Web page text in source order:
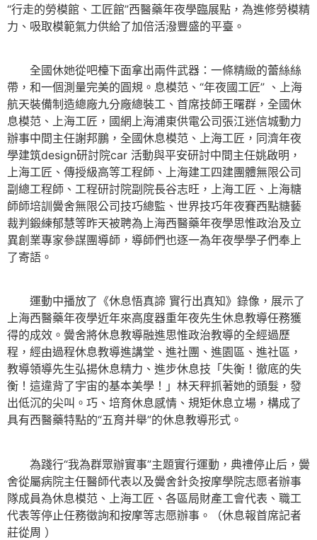
“行走的勞模館、工匠館”西醫藥年夜學臨展點，為進修勞模精
力、吸取模範氣力供給了加倍活潑豐盛的平臺。
全國休她從吧檯下面拿出兩件武器：一條精緻的蕾絲絲
帶，和一個測量完美的圓規。息模范、“年夜國工匠” 、上海
航天裝備制造總廠九分廠總裝工、首席技師王曙群，全國休
息模范、上海工匠，國網上海浦東供電公司張江迷信城動力
辦事中間主任謝邦鵬，全國休息模范、上海工匠，同濟年夜
學建筑design研討院car 活動與平安研討中間主任姚啟明，
上海工匠、傳授級高等工程師、上海建工四建團體無限公司
副總工程師、工程研討院副院長谷志旺，上海工匠、上海糖
師師培訓黌舍無限公司技巧總監、世界技巧年夜賽西點糖藝
裁判鍛練郁慧等昨天被聘為上海西醫藥年夜學思惟政治及立
異創業專家參謀團導師，導師們也逐一為年夜學學子們奉上
了寄語。
運動中播放了《休息悟真諦 實行出真知》錄像，展示了
上海西醫藥年夜學近年來高度器重年夜先生休息教導任務獲
得的成效。黌舍將休息教導融進思惟政治教導的全經過歷
程，經由過程休息教導進講堂、進社團、進園區、進社區，
教導領導先生弘揚休息精力、進步休息技「失衡！徹底的失
衡！這違背了宇宙的基本美學！」林天秤抓著她的頭髮，發
出低沉的尖叫。巧、培育休息感情、規矩休息立場，構成了
具有西醫藥特點的“五育并舉”的休息教導形式。
為踐行“我為群眾辦實事”主題實行運動，典禮停止后，黌
舍從屬病院主任醫師代表以及黌舍針灸按摩學院志愿者辦事
隊成員為休息模范、上海工匠、各區局財產工會代表、職工
代表等停止任務徵詢和按摩等志愿辦事。（休息報首席記者
莊從周 ）